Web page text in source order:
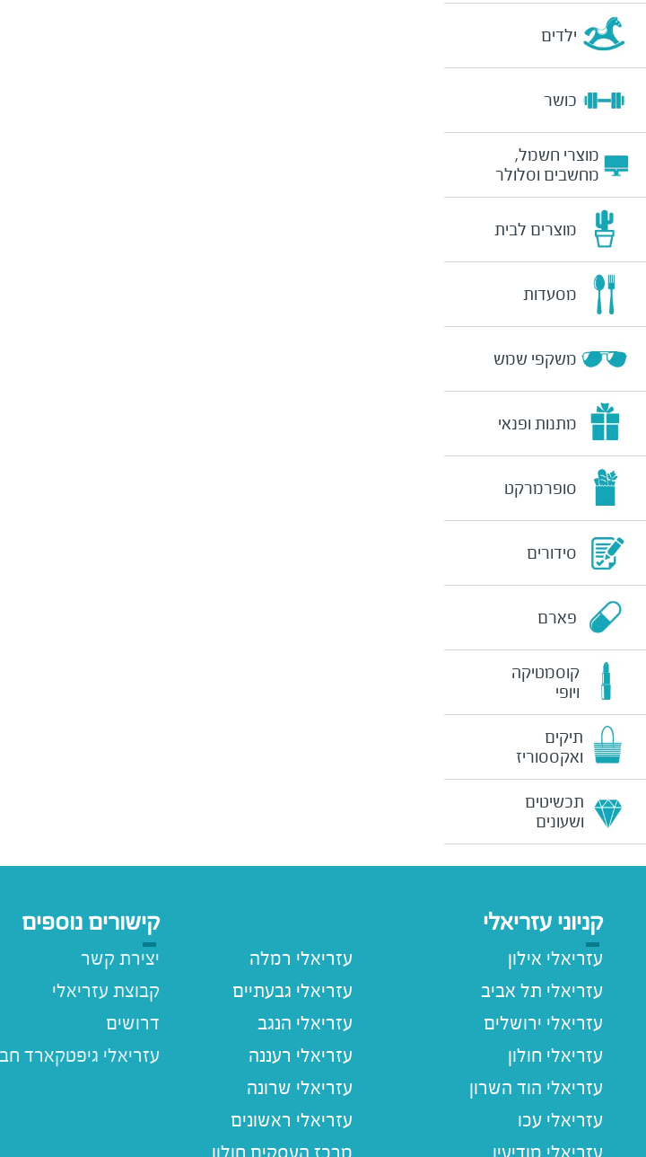
ילדים
כושר
מוצרי חשמל,
מחשבים וסלולר
מוצרים לבית
מסעדות
משקפי שמש
מתנות ופנאי
סופרמרקט
סידורים
פארם
קוסמטיקה
ויופי
תיקים
ואקססוריז
תכשיטים
ושעונים
קניוני עזריאלי
עזריאלי אילון
עזריאלי תל אביב
עזריאלי ירושלים
עזריאלי חולון
עזריאלי הוד השרון
עזריאלי עכו
עזריאלי רמלה
עזריאלי גבעתיים
עזריאלי הנגב
עזריאלי רעננה
עזריאלי שרונה
עזריאלי ראשונים
קישורים נוספים
יצירת קשר
קבוצת עזריאלי
דרושים